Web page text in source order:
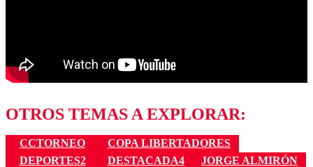
OTROS TEMAS A EXPLORAR:
CCTORNEO
COPA LIBERTADORES
DEPORTES2
DESTACADA4
JORGE ALMIRÓN